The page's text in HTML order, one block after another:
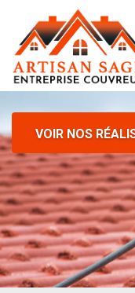
VOIR NOS